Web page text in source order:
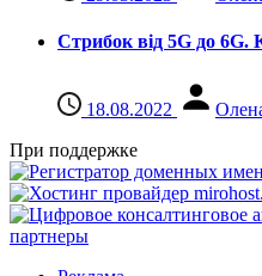
Стрибок від 5G до 6G.
18.08.2022
При поддержке